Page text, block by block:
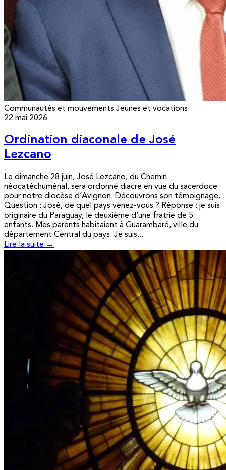
Communautés et mouvements Jeunes et vocations
22 mai 2026
Ordination diaconale de José
Lezcano
Le dimanche 28 juin, José Lezcano, du Chemin
néocatéchuménal, sera ordonné diacre en vue du sacerdoce
pour notre diocèse d’Avignon. Découvrons son témoignage.
Question : José, de quel pays venez-vous ? Réponse : je suis
originaire du Paraguay, le deuxième d’une fratrie de 5
enfants. Mes parents habitaient à Guarambaré, ville du
département Central du pays. Je suis...
Lire la suite →